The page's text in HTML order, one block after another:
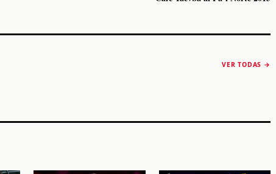
VER TODAS →